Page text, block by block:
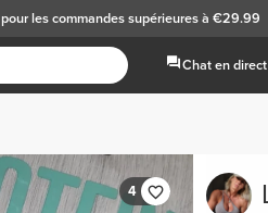
pour les commandes supérieures à €29.99
Chat en direct
4